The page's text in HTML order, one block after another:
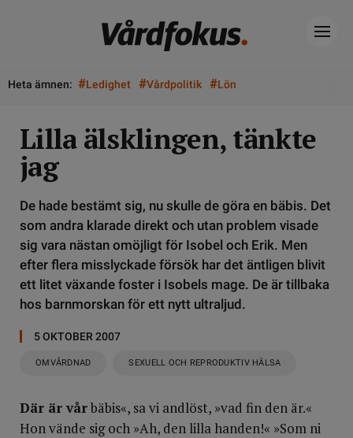
Heta ämnen: #Ledighet #Vårdpolitik #Lön
Lilla älsklingen, tänkte
jag
De hade bestämt sig, nu skulle de göra en bäbis. Det
som andra klarade direkt och utan problem visade
sig vara nästan omöjligt för Isobel och Erik. Men
efter flera misslyckade försök har det äntligen blivit
ett litet växande foster i Isobels mage. De är tillbaka
hos barnmorskan för ett nytt ultraljud.
5 OKTOBER 2007
OMVÅRDNAD SEXUELL OCH REPRODUKTIV HÄLSA
Där är vårbäbis«, sa vi andlöst, »vad fin den är.«
Hon vände sig och »Ah, den lilla handen!« »Som ni